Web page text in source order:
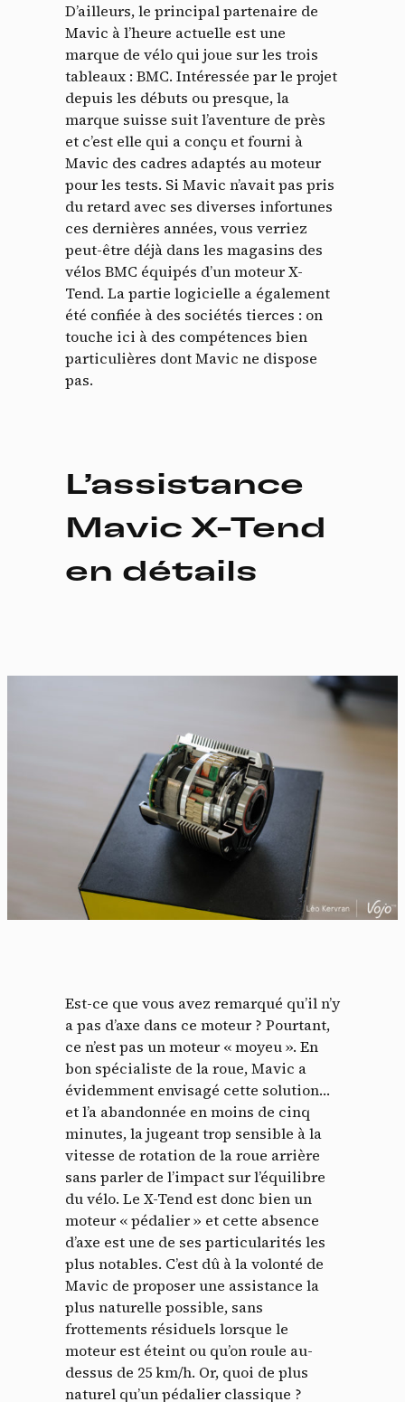
D’ailleurs, le principal partenaire de
Mavic à l’heure actuelle est une
marque de vélo qui joue sur les trois
tableaux : BMC. Intéressée par le projet
depuis les débuts ou presque, la
marque suisse suit l’aventure de près
et c’est elle qui a conçu et fourni à
Mavic des cadres adaptés au moteur
pour les tests. Si Mavic n’avait pas pris
du retard avec ses diverses infortunes
ces dernières années, vous verriez
peut-être déjà dans les magasins des
vélos BMC équipés d’un moteur X-
Tend. La partie logicielle a également
été confiée à des sociétés tierces : on
touche ici à des compétences bien
particulières dont Mavic ne dispose
pas.
L’assistance
Mavic X-Tend
en détails
Est-ce que vous avez remarqué qu’il n’y
a pas d’axe dans ce moteur ? Pourtant,
ce n’est pas un moteur « moyeu ». En
bon spécialiste de la roue, Mavic a
évidemment envisagé cette solution…
et l’a abandonnée en moins de cinq
minutes, la jugeant trop sensible à la
vitesse de rotation de la roue arrière
sans parler de l’impact sur l’équilibre
du vélo. Le X-Tend est donc bien un
moteur « pédalier » et cette absence
d’axe est une de ses particularités les
plus notables. C’est dû à la volonté de
Mavic de proposer une assistance la
plus naturelle possible, sans
frottements résiduels lorsque le
moteur est éteint ou qu’on roule au-
dessus de 25 km/h. Or, quoi de plus
naturel qu’un pédalier classique ?
Panneau de gestion des
cookies
En autorisant ces services tiers, vous acceptez le dépôt et la
lecture de cookies et l'utilisation de technologies de suivi
nécessaires à leur bon fonctionnement.
Politique de confidentialité